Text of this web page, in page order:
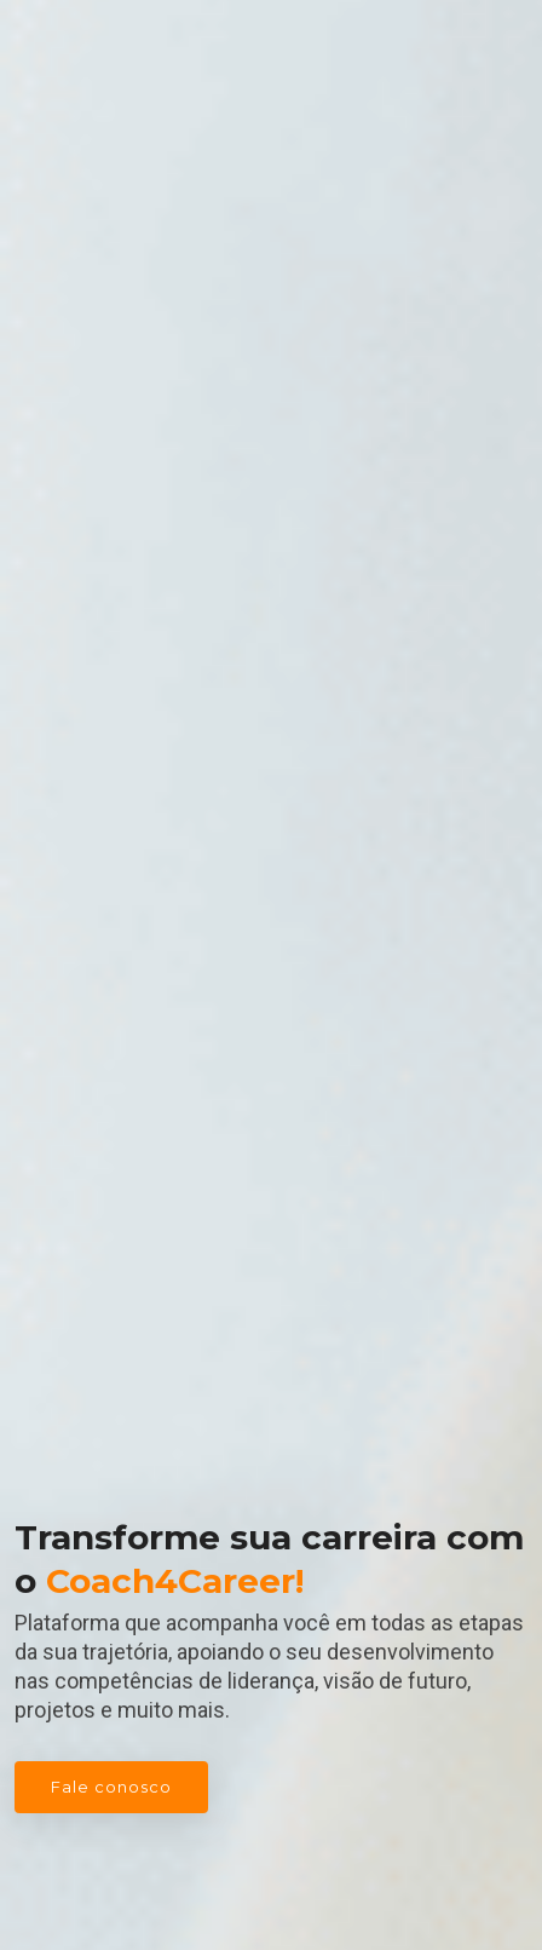
Transforme sua carreira com
o Coach4Career!
Plataforma que acompanha você em todas as etapas
da sua trajetória, apoiando o seu desenvolvimento
nas competências de liderança, visão de futuro,
projetos e muito mais.
Fale conosco